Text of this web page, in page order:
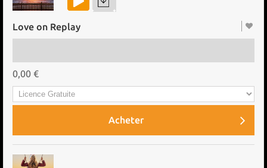
Love on Replay
0,00 €
Acheter